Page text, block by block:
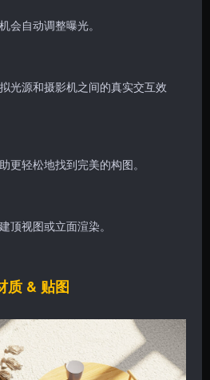
会自动调整曝光。
光源和摄影机之间的真实交互效
更轻松地找到完美的构图。
顶视图或立面渲染。
质 & 贴图